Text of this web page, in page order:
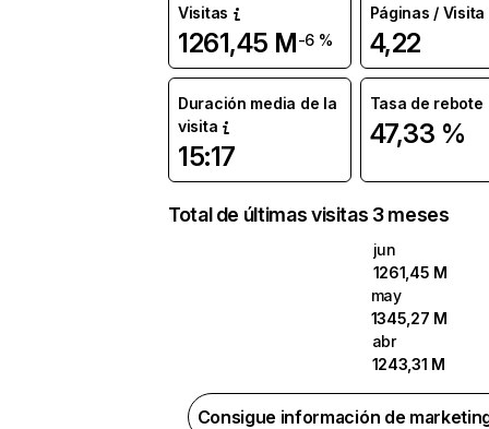
Visitas
1261,45 M-6 %
Páginas / Visita
4,22
Duración media de la
visita
15:17
Tasa de rebote
47,33 %
Total de últimas visitas 3 meses
jun
1261,45 M
may
1345,27 M
abr
1243,31 M
Consigue información de